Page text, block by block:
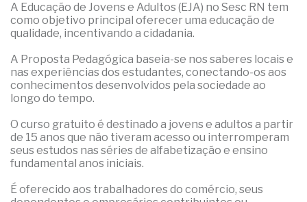
A Educação de Jovens e Adultos (EJA) no Sesc RN tem
como objetivo principal oferecer uma educação de
qualidade, incentivando a cidadania.
A Proposta Pedagógica baseia-se nos saberes locais e
nas experiências dos estudantes, conectando-os aos
conhecimentos desenvolvidos pela sociedade ao
longo do tempo.
O curso gratuito é destinado a jovens e adultos a partir
de 15 anos que não tiveram acesso ou interromperam
seus estudos nas séries de alfabetização e ensino
fundamental anos iniciais.
É oferecido aos trabalhadores do comércio, seus